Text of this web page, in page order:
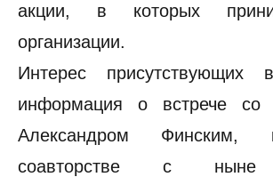
акции, в которых
организации.
Интерес присутствующих
информация о встрече со
Александром Финским,
соавторстве с ныне